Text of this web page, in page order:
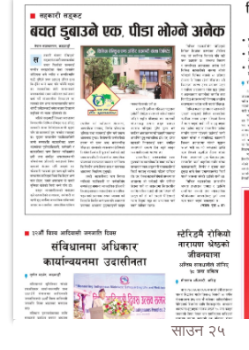
साउन २५